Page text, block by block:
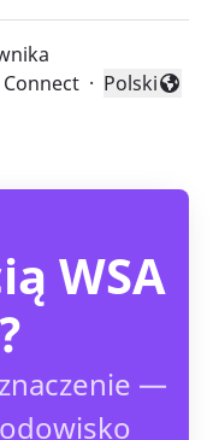
· Zmień język
Polski
WSA
—